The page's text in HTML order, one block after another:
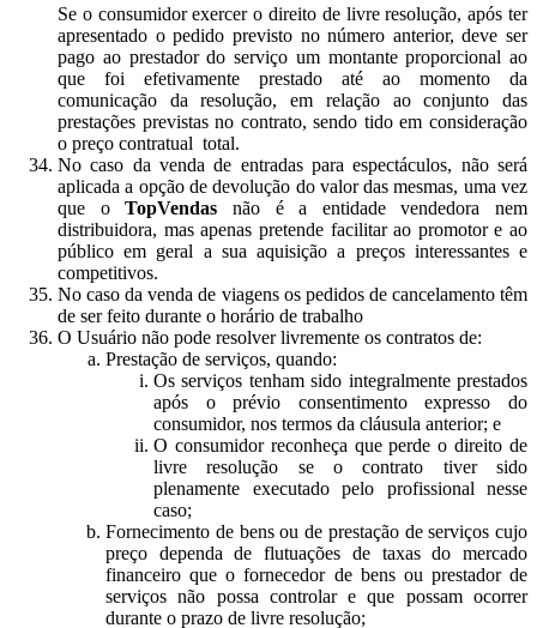
Se o consumidor exercer o direito de livre resolução, após ter
apresentado o pedido previsto no número anterior, deve ser
pago ao prestador do serviço um montante proporcional ao
que foi efetivamente prestado até ao momento da
comunicação da resolução, em relação ao conjunto das
prestações previstas no contrato, sendo tido em consideração
o preço contratual total.
No caso da venda de entradas para espectáculos, não será
aplicada a opção de devolução do valor das mesmas, uma vez
que oTopVendas não é a entidade vendedora nem
distribuidora, mas apenas pretende facilitar ao promotor e ao
público em geral a sua aquisição a preços interessantes e
competitivos.
No caso da venda de viagens os pedidos de cancelamento têm
de ser feito durante o horário de trabalho
O Usuário não pode resolver livremente os contratos de:
Prestação de serviços, quando:
Os serviços tenham sido integralmente prestados
após o prévio consentimento expresso do
consumidor, nos termos da cláusula anterior; e
O consumidor reconheça que perde o direito de
livre resolução se o contrato tiver sido
plenamente executado pelo profissional nesse
caso;
Fornecimento de bens ou de prestação de serviços cujo
preço dependa de flutuações de taxas do mercado
financeiro que o fornecedor de bens ou prestador de
serviços não possa controlar e que possam ocorrer
durante o prazo de livre resolução;